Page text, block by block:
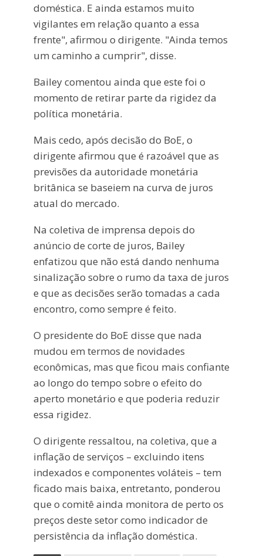
doméstica. E ainda estamos muito
vigilantes em relação quanto a essa
frente", afirmou o dirigente. "Ainda temos
um caminho a cumprir", disse.
Bailey comentou ainda que este foi o
momento de retirar parte da rigidez da
política monetária.
Mais cedo, após decisão do BoE, o
dirigente afirmou que é razoável que as
previsões da autoridade monetária
britânica se baseiem na curva de juros
atual do mercado.
Na coletiva de imprensa depois do
anúncio de corte de juros, Bailey
enfatizou que não está dando nenhuma
sinalização sobre o rumo da taxa de juros
e que as decisões serão tomadas a cada
encontro, como sempre é feito.
O presidente do BoE disse que nada
mudou em termos de novidades
econômicas, mas que ficou mais confiante
ao longo do tempo sobre o efeito do
aperto monetário e que poderia reduzir
essa rigidez.
O dirigente ressaltou, na coletiva, que a
inflação de serviços – excluindo itens
indexados e componentes voláteis – tem
ficado mais baixa, entretanto, ponderou
que o comitê ainda monitora de perto os
preços deste setor como indicador de
persistência da inflação doméstica.